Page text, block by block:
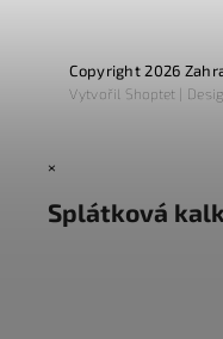
Copyright 2026
VytvořilShoptet |
×
Splátková